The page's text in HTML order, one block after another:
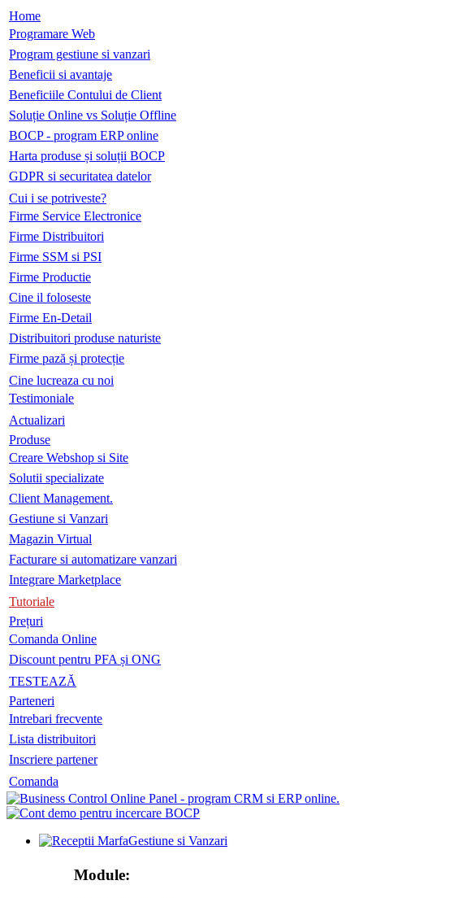
Home
Programare Web
Program gestiune si vanzari
Beneficii si avantaje
Beneficiile Contului de Client
Soluție Online vs Soluție Offline
BOCP - program ERP online
Harta produse și soluții BOCP
GDPR si securitatea datelor
Cui i se potriveste?
Firme Service Electronice
Firme Distribuitori
Firme SSM si PSI
Firme Productie
Cine il foloseste
Firme En-Detail
Distribuitori produse naturiste
Firme pază și protecție
Cine lucreaza cu noi
Testimoniale
Actualizari
Produse
Creare Webshop si Site
Solutii specializate
Client Management.
Gestiune si Vanzari
Magazin Virtual
Facturare si automatizare vanzari
Integrare Marketplace
Tutoriale
Prețuri
Comanda Online
Discount pentru PFA și ONG
TESTEAZĂ
Parteneri
Intrebari frecvente
Lista distribuitori
Inscriere partener
Comanda
Gestiune si Vanzari
Module: